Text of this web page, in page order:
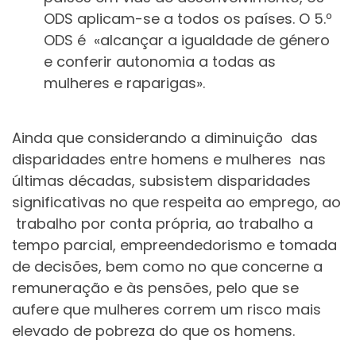
ODS aplicam-se a todos os países. O 5.º
ODS é «alcançar a igualdade de género
e conferir autonomia a todas as
mulheres e raparigas».
Ainda que considerando a diminuição das
disparidades entre homens e mulheres nas
últimas décadas, subsistem disparidades
significativas no que respeita ao emprego, ao
trabalho por conta própria, ao trabalho a
tempo parcial, empreendedorismo e tomada
de decisões, bem como no que concerne a
remuneração e às pensões, pelo que se
aufere que mulheres correm um risco mais
elevado de pobreza do que os homens.